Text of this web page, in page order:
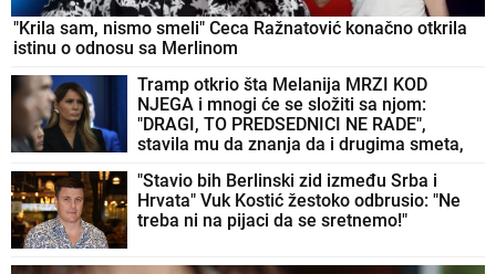
"Krila sam, nismo smeli" Ceca Ražnatović konačno otkrila
istinu o odnosu sa Merlinom
Tramp otkrio šta Melanija MRZI KOD
NJEGA i mnogi će se složiti sa njom:
"DRAGI, TO PREDSEDNICI NE RADE",
stavila mu da znanja da i drugima smeta,
"Stavio bih Berlinski zid između Srba i
Hrvata" Vuk Kostić žestoko odbrusio: "Ne
treba ni na pijaci da se sretnemo!"